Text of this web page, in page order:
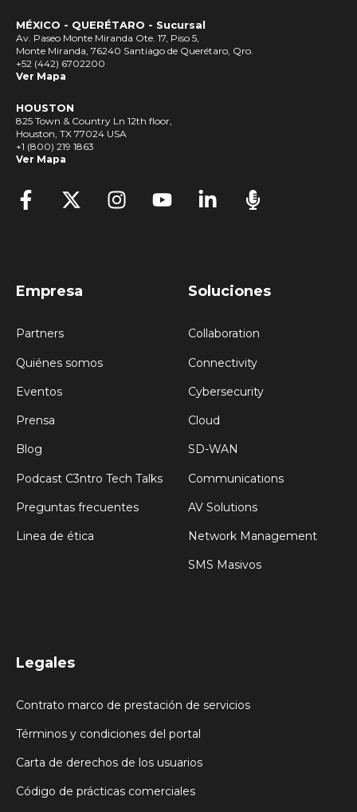
MÉXICO - QUERÉTARO - Sucursal
Av. Paseo Monte Miranda Ote. 17, Piso 5,
Monte Miranda, 76240 Santiago de Querétaro, Qro.
+52 (442) 6702200
Ver Mapa
HOUSTON
825 Town & Country Ln 12th floor,
Houston, TX 77024 USA
+1 (800) 219 1863
Ver Mapa
Empresa
Partners
Quiénes somos
Eventos
Prensa
Blog
Podcast C3ntro Tech Talks
Preguntas frecuentes
Linea de ética
Soluciones
Collaboration
Connectivity
Cybersecurity
Cloud
SD-WAN
Communications
AV Solutions
Network Management
SMS Masivos
Legales
Contrato marco de prestación de servicios
Términos y condiciones del portal
Carta de derechos de los usuarios
Código de prácticas comerciales